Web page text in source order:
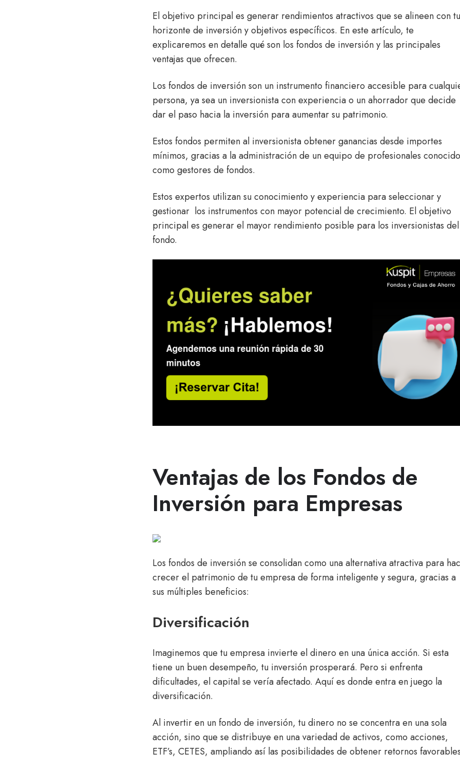
El objetivo principal es generar rendimientos atractivos que se alineen con tu
horizonte de inversión y objetivos específicos. En este artículo, te
explicaremos en detalle qué son los fondos de inversión y las principales
ventajas que ofrecen.
Los fondos de inversión son un instrumento financiero accesible para
persona, ya sea un inversionista con experiencia o un ahorrador que decide
dar el paso hacia la inversión para aumentar su patrimonio.
Estos fondos permiten al inversionista obtener ganancias desde importes
mínimos, gracias a la administración de un equipo de profesionales
como gestores de fondos.
Estos expertos utilizan su conocimiento y experiencia para seleccionar y
gestionar los instrumentos con mayor potencial de crecimiento. El objetivo
principal es generar el mayor rendimiento posible para los inversionistas del
fondo.
Ventajas de los Fondos de
Inversión para Empresas
Los fondos de inversión se consolidan como una alternativa atractiva para
crecer el patrimonio de tu empresa de forma inteligente y segura, gracias a
sus múltiples beneficios:
Diversificación
Imaginemos que tu empresa invierte el dinero en una única acción. Si esta
tiene un buen desempeño, tu inversión prosperará. Pero si enfrenta
dificultades, el capital se vería afectado. Aquí es donde entra en juego la
diversificación.
Al invertir en un fondo de inversión, tu dinero no se concentra en una sola
acción, sino que se distribuye en una variedad de activos, como acciones,
ETF’s, CETES, ampliando así las posibilidades de obtener retornos